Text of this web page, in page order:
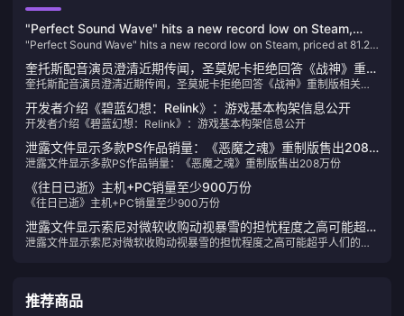
"Perfect Sound Wave" hits a new record low on Steam,
priced at 81.25 yuan after discount
"Perfect Sound Wave" hits a new record low on Steam, priced at 81.25
yuan after discount
奎托斯配音演员澄清近期传闻，圣莫妮卡拒绝回答《战神》重制
版相关问题
奎托斯配音演员澄清近期传闻，圣莫妮卡拒绝回答《战神》重制版相关问
开发者介绍《碧蓝幻想：Relink》：游戏基本构架信息公开
开发者介绍《碧蓝幻想：Relink》：游戏基本构架信息公开
泄露文件显示多款PS作品销量：《恶魔之魂》重制版售出208
万份
泄露文件显示多款PS作品销量：《恶魔之魂》重制版售出208万份
《往日已逝》主机+PC销量至少900万份
《往日已逝》主机+PC销量至少900万份
泄露文件显示索尼对微软收购动视暴雪的担忧程度之高可能超乎
人们的想象
泄露文件显示索尼对微软收购动视暴雪的担忧程度之高可能超乎人们的想
推荐商品